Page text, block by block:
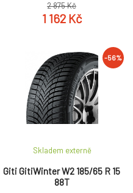
2 875 Kč
1 162 Kč
-56%
Giti GitiWinter W2 185/65 R 15
88T
Skladem externě